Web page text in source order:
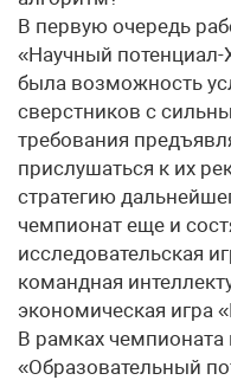
В первую очередь
«Научный
была возможность
сверстников с
требования
прислушаться к их
стратегию
чемпионат еще и
исследовательская
командная
экономическая игра
В рамках
«Образовательный